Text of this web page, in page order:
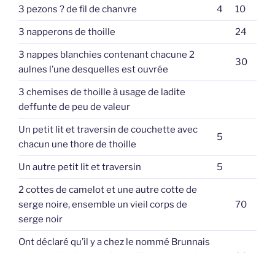
3 pezons ? de fil de chanvre 4 10
3 napperons de thoille 24
3 nappes blanchies contenant chacune 2
aulnes l’une desquelles est ouvrée
30
3 chemises de thoille à usage de ladite
deffunte de peu de valeur
Un petit lit et traversin de couchette avec
chacun une thore de thoille
5
Un autre petit lit et traversin 5
2 cottes de camelot et une autre cotte de
serge noire, ensemble un vieil corps de
serge noir
70
Ont déclaré qu’il y a chez le nommé Brunnais